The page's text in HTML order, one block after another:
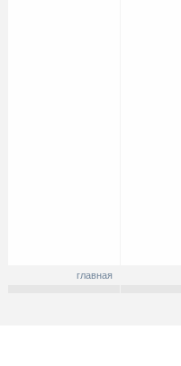
главная